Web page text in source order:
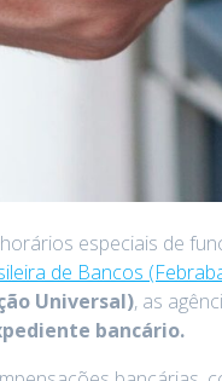
especiais de
de Bancos
Universal), as
bancário.